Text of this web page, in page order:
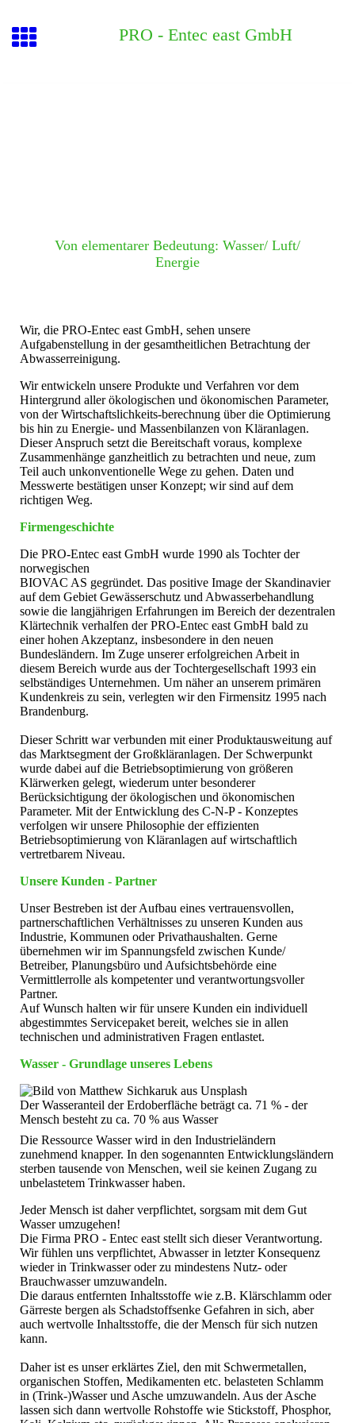
PRO - Entec east GmbH
Von elementarer Bedeutung: Wasser/ Luft/
Energie
Wir, die PRO-Entec east GmbH, sehen unsere
Aufgabenstellung in der gesamtheitlichen Betrachtung der
Abwasserreinigung.
Wir entwickeln unsere Produkte und Verfahren vor dem
Hintergrund aller ökologischen und ökonomischen Parameter,
von der Wirtschaftslichkeits-berechnung über die Optimierung
bis hin zu Energie- und Massenbilanzen von Kläranlagen.
Dieser Anspruch setzt die Bereitschaft voraus, komplexe
Zusammenhänge ganzheitlich zu betrachten und neue, zum
Teil auch unkonventionelle Wege zu gehen. Daten und
Messwerte bestätigen unser Konzept; wir sind auf dem
richtigen Weg.
Firmengeschichte
Die PRO-Entec east GmbH wurde 1990 als Tochter der
norwegischen
BIOVAC AS gegründet. Das positive Image der Skandinavier
auf dem Gebiet Gewässerschutz und Abwasserbehandlung
sowie die langjährigen Erfahrungen im Bereich der dezentralen
Klärtechnik verhalfen der PRO-Entec east GmbH bald zu
einer hohen Akzeptanz, insbesondere in den neuen
Bundesländern. Im Zuge unserer erfolgreichen Arbeit in
diesem Bereich wurde aus der Tochtergesellschaft 1993 ein
selbständiges Unternehmen. Um näher an unserem primären
Kundenkreis zu sein, verlegten wir den Firmensitz 1995 nach
Brandenburg.
Dieser Schritt war verbunden mit einer Produktausweitung auf
das Marktsegment der Großkläranlagen. Der Schwerpunkt
wurde dabei auf die Betriebsoptimierung von größeren
Klärwerken gelegt, wiederum unter besonderer
Berücksichtigung der ökologischen und ökonomischen
Parameter. Mit der Entwicklung des C-N-P - Konzeptes
verfolgen wir unsere Philosophie der effizienten
Betriebsoptimierung von Kläranlagen auf wirtschaftlich
vertretbarem Niveau.
Unsere Kunden - Partner
Unser Bestreben ist der Aufbau eines vertrauensvollen,
partnerschaftlichen Verhältnisses zu unseren Kunden aus
Industrie, Kommunen oder Privathaushalten. Gerne
übernehmen wir im Spannungsfeld zwischen Kunde/
Betreiber, Planungsbüro und Aufsichtsbehörde eine
Vermittlerrolle als kompetenter und verantwortungsvoller
Partner.
Auf Wunsch halten wir für unsere Kunden ein individuell
abgestimmtes Servicepaket bereit, welches sie in allen
technischen und administrativen Fragen entlastet.
Wasser - Grundlage unseres Lebens
Der Wasseranteil der Erdoberfläche beträgt ca. 71 % - der
Mensch besteht zu ca. 70 % aus Wasser
Die Ressource Wasser wird in den Industrieländern
zunehmend knapper. In den sogenannten Entwicklungsländern
sterben tausende von Menschen, weil sie keinen Zugang zu
unbelastetem Trinkwasser haben.
Jeder Mensch ist daher verpflichtet, sorgsam mit dem Gut
Wasser umzugehen!
Die Firma PRO - Entec east stellt sich dieser Verantwortung.
Wir fühlen uns verpflichtet, Abwasser in letzter Konsequenz
wieder in Trinkwasser oder zu mindestens Nutz- oder
Brauchwasser umzuwandeln.
Die daraus entfernten Inhaltsstoffe wie z.B. Klärschlamm oder
Gärreste bergen als Schadstoffsenke Gefahren in sich, aber
auch wertvolle Inhaltsstoffe, die der Mensch für sich nutzen
kann.
Daher ist es unser erklärtes Ziel, den mit Schwermetallen,
organischen Stoffen, Medikamenten etc. belasteten Schlamm
in (Trink-)Wasser und Asche umzuwandeln. Aus der Asche
lassen sich dann wertvolle Rohstoffe wie Stickstoff, Phosphor,